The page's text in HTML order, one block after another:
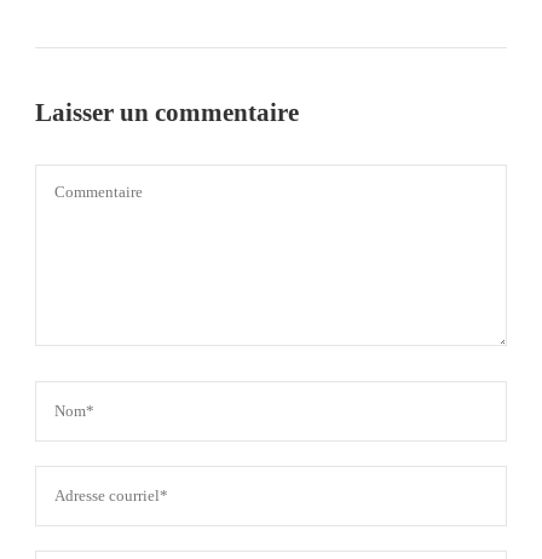
Laisser un commentaire